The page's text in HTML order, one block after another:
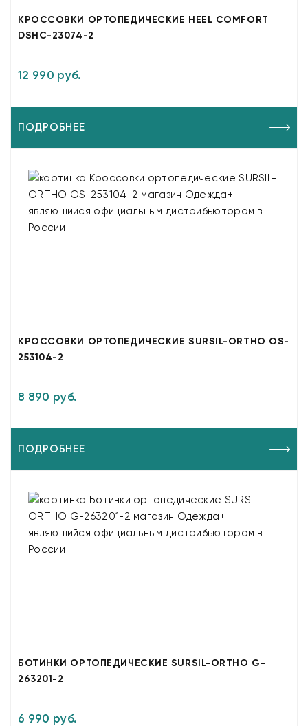
КРОССОВКИ ОРТОПЕДИЧЕСКИЕ HEEL COMFORT
DSHC-23074-2
12 990 руб.
ПОДРОБНЕЕ
КРОССОВКИ ОРТОПЕДИЧЕСКИЕ SURSIL-ORTHO OS-
253104-2
8 890 руб.
ПОДРОБНЕЕ
БОТИНКИ ОРТОПЕДИЧЕСКИЕ SURSIL-ORTHO G-
263201-2
6 990 руб.